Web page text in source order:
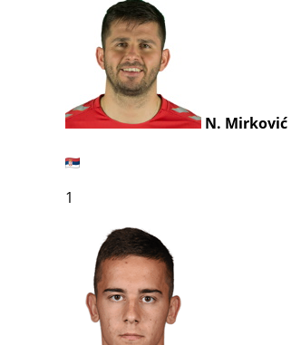
N. Mirković
1